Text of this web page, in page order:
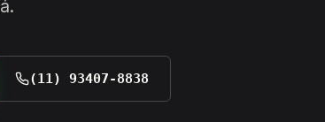
(11) 93407-8838